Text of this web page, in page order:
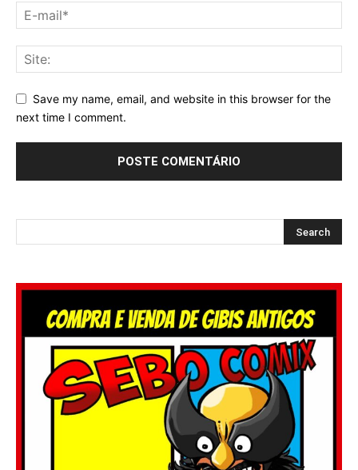
Save my name, email, and website in this browser for the
next time I comment.